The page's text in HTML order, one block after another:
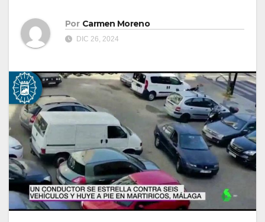
Por Carmen Moreno
DIC 26, 2024